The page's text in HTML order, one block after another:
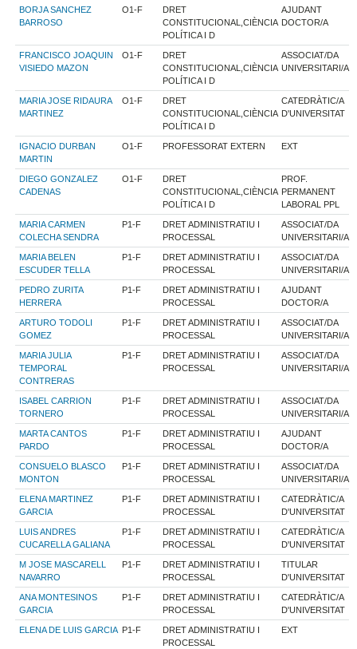
BORJA SANCHEZ
BARROSO
O1-F
DRET
CONSTITUCIONAL,CIÈNCIA
POLÍTICA I D
AJUDANT
DOCTOR/A
FRANCISCO JOAQUIN
VISIEDO MAZON
O1-F
DRET
CONSTITUCIONAL,CIÈNCIA
POLÍTICA I D
ASSOCIAT/DA
UNIVERSITARI/A
MARIA JOSE RIDAURA
MARTINEZ
O1-F
DRET
CONSTITUCIONAL,CIÈNCIA
POLÍTICA I D
CATEDRÀTIC/A
D'UNIVERSITAT
IGNACIO DURBAN
MARTIN
O1-F PROFESSORAT EXTERN EXT
DIEGO GONZALEZ
CADENAS
O1-F
DRET
CONSTITUCIONAL,CIÈNCIA
POLÍTICA I D
PROF.
PERMANENT
LABORAL PPL
MARIA CARMEN
COLECHA SENDRA
P1-F
DRET ADMINISTRATIU I
PROCESSAL
ASSOCIAT/DA
UNIVERSITARI/A
MARIA BELEN
ESCUDER TELLA
P1-F
DRET ADMINISTRATIU I
PROCESSAL
ASSOCIAT/DA
UNIVERSITARI/A
PEDRO ZURITA
HERRERA
P1-F
DRET ADMINISTRATIU I
PROCESSAL
AJUDANT
DOCTOR/A
ARTURO TODOLI
GOMEZ
P1-F
DRET ADMINISTRATIU I
PROCESSAL
ASSOCIAT/DA
UNIVERSITARI/A
MARIA JULIA
TEMPORAL
CONTRERAS
P1-F
DRET ADMINISTRATIU I
PROCESSAL
ASSOCIAT/DA
UNIVERSITARI/A
ISABEL CARRION
TORNERO
P1-F
DRET ADMINISTRATIU I
PROCESSAL
ASSOCIAT/DA
UNIVERSITARI/A
MARTA CANTOS
PARDO
P1-F
DRET ADMINISTRATIU I
PROCESSAL
AJUDANT
DOCTOR/A
CONSUELO BLASCO
MONTON
P1-F
DRET ADMINISTRATIU I
PROCESSAL
ASSOCIAT/DA
UNIVERSITARI/A
ELENA MARTINEZ
GARCIA
P1-F
DRET ADMINISTRATIU I
PROCESSAL
CATEDRÀTIC/A
D'UNIVERSITAT
LUIS ANDRES
CUCARELLA GALIANA
P1-F
DRET ADMINISTRATIU I
PROCESSAL
CATEDRÀTIC/A
D'UNIVERSITAT
M JOSE MASCARELL
NAVARRO
P1-F
DRET ADMINISTRATIU I
PROCESSAL
TITULAR
D'UNIVERSITAT
ANA MONTESINOS
GARCIA
P1-F
DRET ADMINISTRATIU I
PROCESSAL
CATEDRÀTIC/A
D'UNIVERSITAT
ELENA DE LUIS GARCIA P1-F
DRET ADMINISTRATIU I
PROCESSAL
EXT